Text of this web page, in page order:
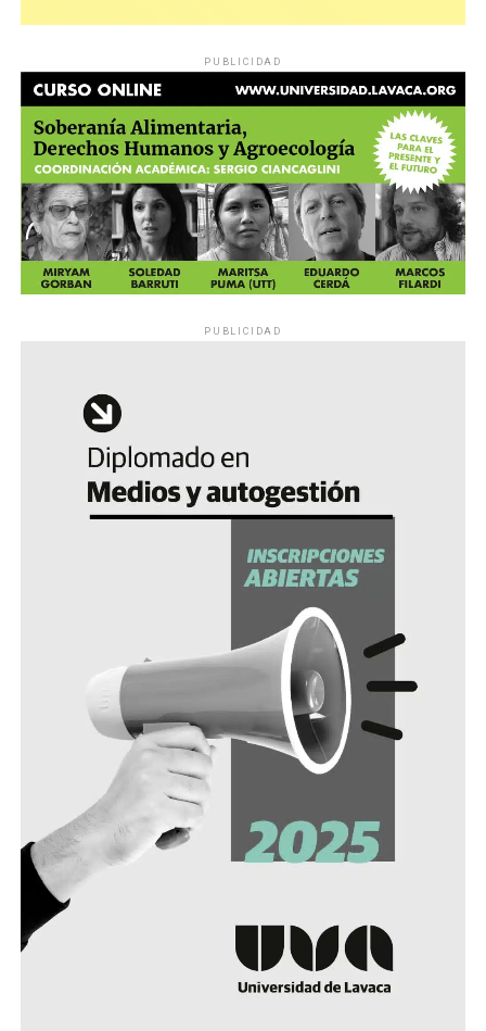
PUBLICIDAD
PUBLICIDAD